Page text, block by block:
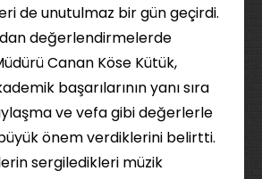
de unutulmaz bir gün geçirdi.
değerlendirmelerde
Canan Köse Kütük,
başarılarının yanı sıra
ve vefa gibi değerlerle
önem verdiklerini belirtti.
sergiledikleri müzik